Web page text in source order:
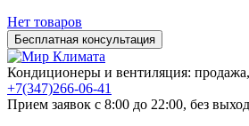
Нет товаров
Бесплатная консультация
Кондиционеры и вентиляция:
+7(347)266-06-41
Прием заявок с 8:00 до 22:00, без